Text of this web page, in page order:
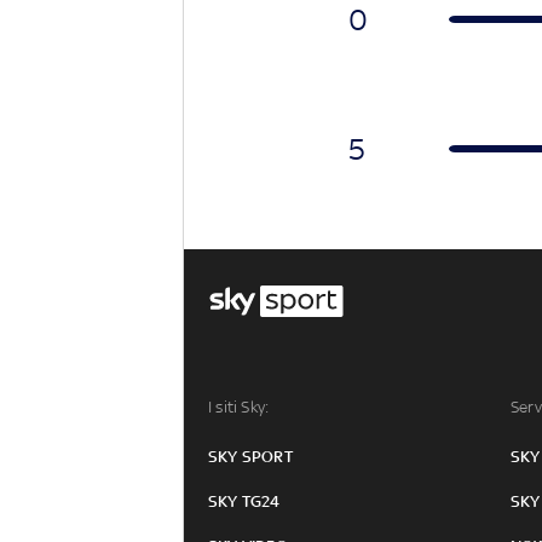
0
5
I siti Sky:
SKY SPORT
SKY TG24